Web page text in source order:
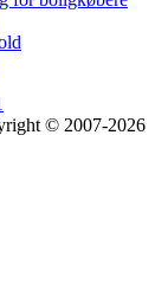
© 2007-2026